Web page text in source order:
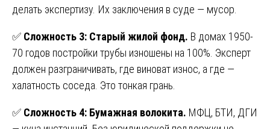
делать экспертизу. Их заключения в суде — мусор.
✅ Сложность 3: Старый жилой фонд. В домах 1950-
70 годов постройки трубы изношены на 100%. Эксперт
должен разграничивать, где виноват износ, а где —
халатность соседа. Это тонкая грань.
✅ Сложность 4: Бумажная волокита. МФЦ, БТИ, ДГИ